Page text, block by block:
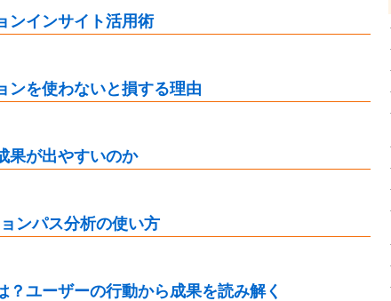
ンインサイト活用術
ンを使わないと損する理由
果が出やすいのか
ンパス分析の使い方
？ユーザーの行動から成果を読み解く